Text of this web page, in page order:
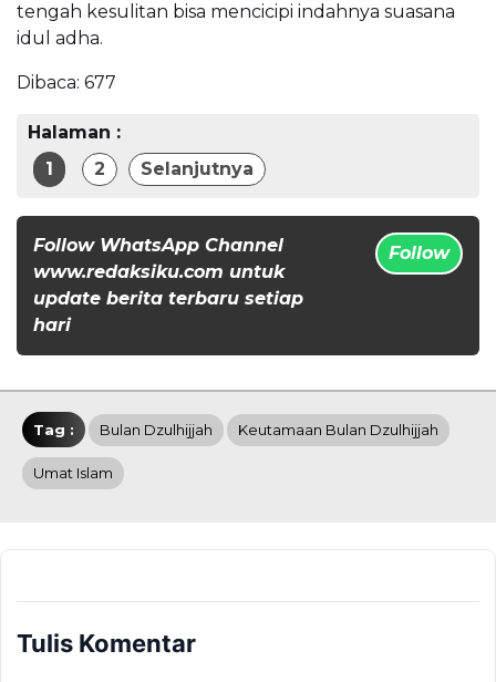
tengah kesulitan bisa mencicipi indahnya suasana
idul adha.
Dibaca: 677
Halaman :
1
2 Selanjutnya
Follow WhatsApp Channel
www.redaksiku.com untuk
update berita terbaru setiap
hari
Follow
Tag : Bulan Dzulhijjah Keutamaan Bulan Dzulhijjah
Umat Islam
Tulis Komentar